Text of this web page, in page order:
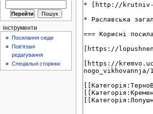
інструменти
Посилання сюди
Пов'язані
редагування
Спеціальні сторінки